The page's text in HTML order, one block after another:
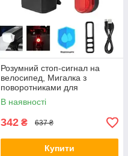
Розумний стоп-сигнал на
велосипед, Мигалка з
поворотниками для
велосипеда, Задній
велосипедний покажчик VL-
В наявності
342 ₴ 637 ₴
Купити